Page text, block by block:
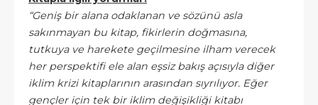
“Geniş bir alana odaklanan ve sözünü asla
sakınmayan bu kitap, fikirlerin doğmasına,
tutkuya ve harekete geçilmesine ilham verecek
her perspektifi ele alan eşsiz bakış açısıyla diğer
iklim krizi kitaplarının arasından sıyrılıyor. Eğer
gençler için tek bir iklim değişikliği kitabı